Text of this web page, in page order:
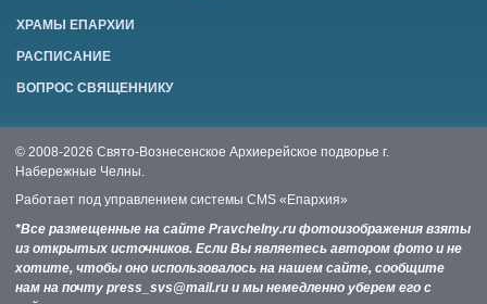
ХРАМЫ ЕПАРХИИ
РАСПИСАНИЕ
ВОПРОС СВЯЩЕННИКУ
© 2008-2026 Свято-Вознесенское Архиерейское подворье г.
Набережные Челны.
Работает под управлением системы CMS «Епархия»
*Все размещенные на сайте Pravchelny.ru фотоизображения взяты
из открытых источников. Если Вы являетесь автором фото и не
хотите, чтобы оно использовалось на нашем сайте, сообщите
нам на почту press_svs@mail.ru и мы немедленно уберем его с